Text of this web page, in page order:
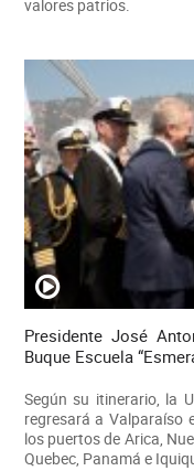
valores patrios.
Presidente José
Buque Escuela
Según su itinerario, la
regresará a Valparaíso
los puertos de Arica,
Quebec, Panamá e